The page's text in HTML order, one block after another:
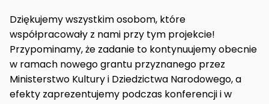
Dziękujemy wszystkim osobom, które
współpracowały z nami przy tym projekcie!
Przypominamy, że zadanie to kontynuujemy obecnie
w ramach nowego grantu przyznanego przez
Ministerstwo Kultury i Dziedzictwa Narodowego, a
efekty zaprezentujemy podczas konferencji i w